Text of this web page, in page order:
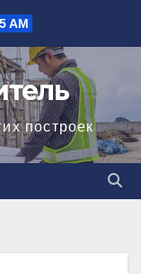
AM
построек